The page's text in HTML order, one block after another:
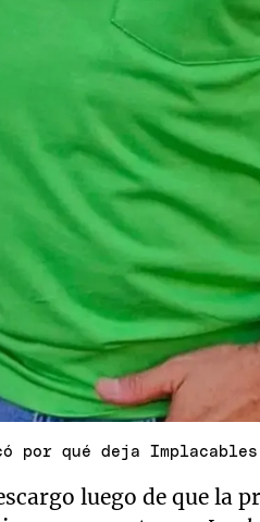
por qué deja
luego de que la